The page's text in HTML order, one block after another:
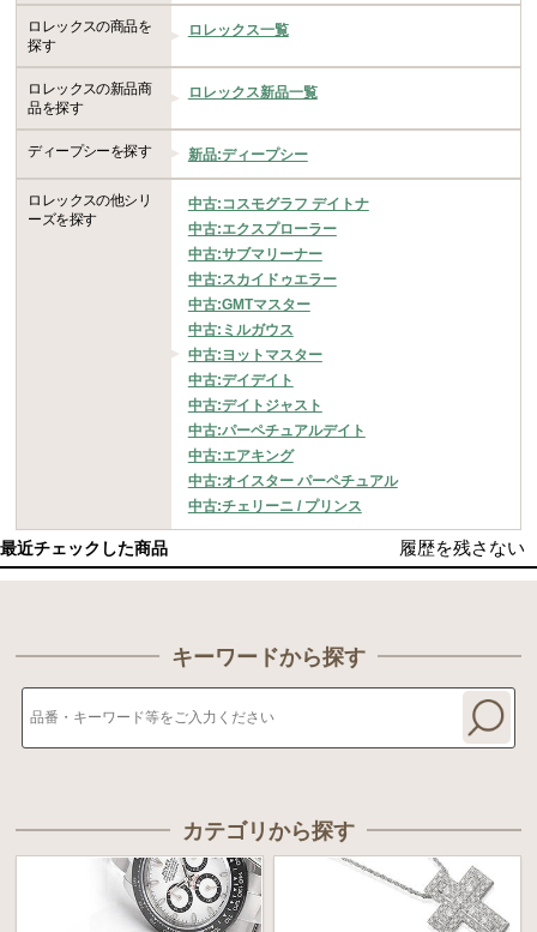
ロレックスの商品を
探す
ロレックス一覧
ロレックスの新品商
品を探す
ロレックス新品一覧
ディープシーを探す 新品:ディープシー
ロレックスの他シリ
ーズを探す
中古:コスモグラフ デイトナ
中古:エクスプローラー
中古:サブマリーナー
中古:スカイドゥエラー
中古:GMTマスター
中古:ミルガウス
中古:ヨットマスター
中古:デイデイト
中古:デイトジャスト
中古:パーペチュアルデイト
中古:エアキング
中古:オイスター パーペチュアル
中古:チェリーニ / プリンス
最近チェックした商品 履歴を残さない
キーワードから探す
カテゴリから探す